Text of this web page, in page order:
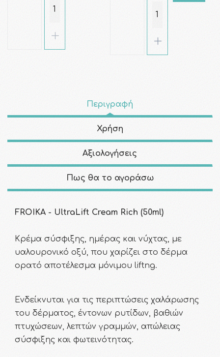
Περιγραφή
Χρήση
Αξιολογήσεις
Πως θα το αγοράσω
FROIKA - UltraLift Cream Rich (50ml)
Κρέμα σύσφιξης, ημέρας και νύχτας, με
υαλουρονικό οξύ, που χαρίζει στο δέρμα
ορατό αποτέλεσμα μόνιμου liftng.
Ενδείκνυται για τις περιπτώσεις χαλάρωσης
του δέρματος, έντονων ρυτίδων, βαθιών
πτυχώσεων, λεπτών γραμμών, απώλειας
σύσφιξης και φωτεινότητας.